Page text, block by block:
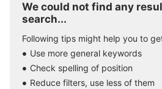
We could not find any
search...
Following tips might help you to
Use more general keywords
Check spelling of position
Reduce filters, use less of them